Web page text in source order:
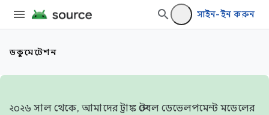
সাইন-ইন করুন
ডকুমেন্টেশন
২০২৬ সাল থেকে, আমাদের ট্রাঙ্ক স্টেবল ডেভেলপমেন্ট মডেলের